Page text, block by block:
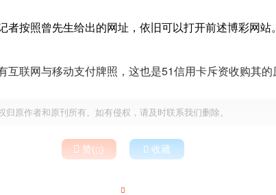
按照曾先生给出的网址，依旧可以打开前述博彩网站。
互联网与移动支付牌照，这也是51信用卡斥资收购其的
原作者和原刊所有。如有侵权，请及时联系我们删除。
 赞()  收藏
